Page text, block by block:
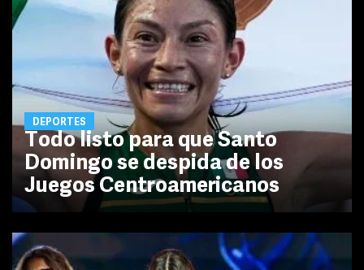
DEPORTES
Todo listo para que Santo
Domingo se despida de los
Juegos Centroamericanos